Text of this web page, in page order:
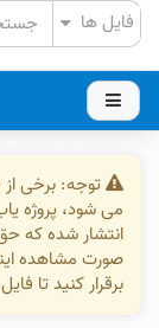
توجه: برخی از
می شود، پروژه
انتشار شده که
صورت مشاهده
برقرار کنید تا